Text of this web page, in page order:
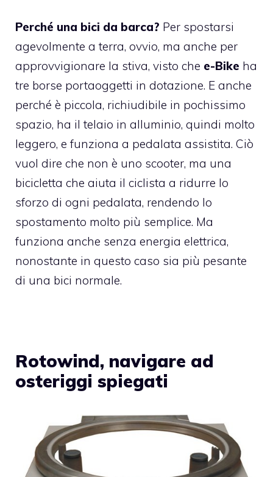
Perché una bici da barca? Per spostarsi
agevolmente a terra, ovvio, ma anche per
approvvigionare la stiva, visto che e-Bike ha
tre borse portaoggetti in dotazione. E anche
perché è piccola, richiudibile in pochissimo
spazio, ha il telaio in alluminio, quindi molto
leggero, e funziona a pedalata assistita. Ciò
vuol dire che non è uno scooter, ma una
bicicletta che aiuta il ciclista a ridurre lo
sforzo di ogni pedalata, rendendo lo
spostamento molto più semplice. Ma
funziona anche senza energia elettrica,
nonostante in questo caso sia più pesante
di una bici normale.
Rotowind, navigare ad
osteriggi spiegati